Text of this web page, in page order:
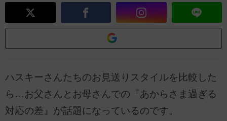
ハスキーさんたちのお見送りスタイルを比較した
ら…お父さんとお母さんでの『あからさま過ぎる
対応の差』が話題になっているのです。